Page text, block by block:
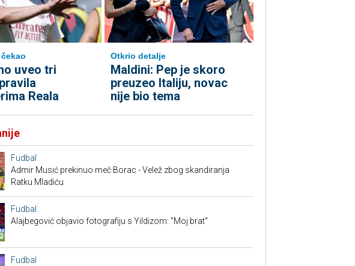
uveo tri
Reala
Otkrio detalje
Maldini: Pep je skoro
preuzeo Italiju, novac
nije bio tema
Fudbal
Admir Musić prekinuo meč Borac - Velež zbog skandiranja
Ratku Mladiću
Fudbal
Alajbegović objavio fotografiju s Yildizom: "Moj brat"
Fudbal